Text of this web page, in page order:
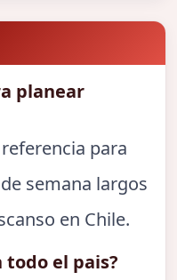
planear
para
semana largos
en Chile.
todo el pais?